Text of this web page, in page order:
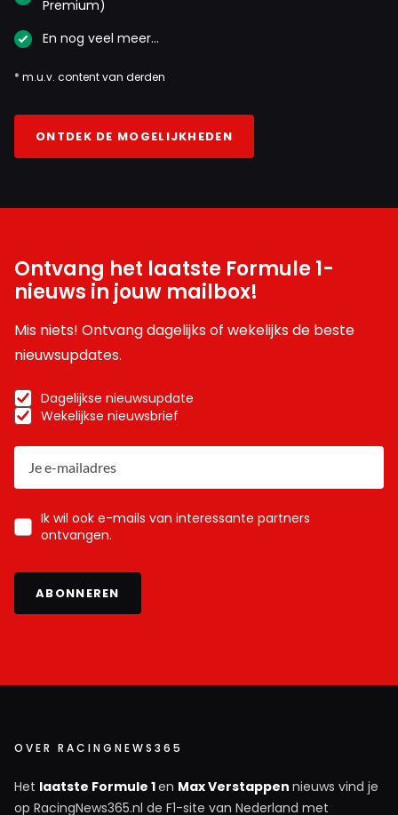
Premium)
En nog veel meer…
* m.u.v. content van derden
ONTDEK DE MOGELIJKHEDEN
Ontvang het laatste Formule 1-
nieuws in jouw mailbox!
Mis niets! Ontvang dagelijks of wekelijks de beste
nieuwsupdates.
Dagelijkse nieuwsupdate
Wekelijkse nieuwsbrief
Ik wil ook e-mails van interessante partners
ontvangen.
ABONNEREN
OVER RACINGNEWS365
Het laatste Formule 1en Max Verstappen nieuws vind je
op RacingNews365.nl de F1-site van Nederland met